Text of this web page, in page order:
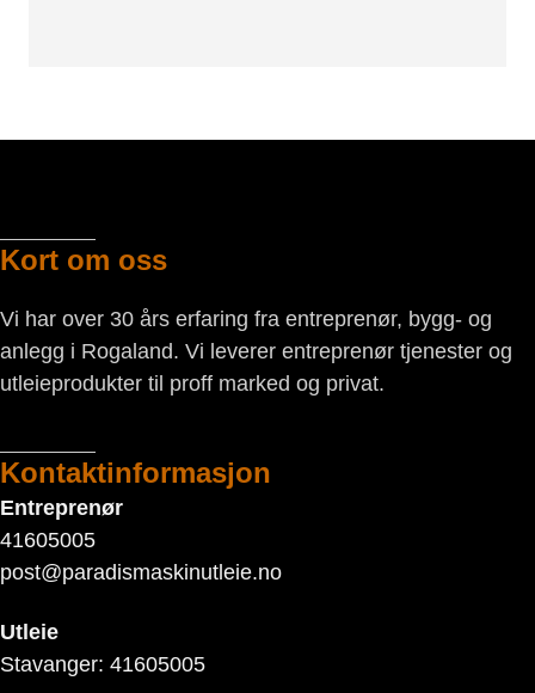
Kort om oss
Vi har over 30 års erfaring fra entreprenør, bygg- og
anlegg i Rogaland. Vi leverer entreprenør tjenester og
utleieprodukter til proff marked og privat.
Kontaktinformasjon
Entreprenør
41605005
post@paradismaskinutleie.no
Utleie
Stavanger: 41605005